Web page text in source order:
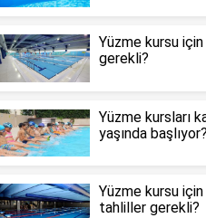
Yüzme kursu
gerekli?
Yüzme kursları
yaşında başlıyor?
Yüzme kursu için
tahliller gerekli?